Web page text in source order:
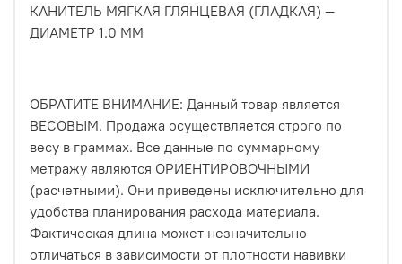
КАНИТЕЛЬ МЯГКАЯ ГЛЯНЦЕВАЯ (ГЛАДКАЯ) —
ДИАМЕТР 1.0 ММ
ОБРАТИТЕ ВНИМАНИЕ: Данный товар является
ВЕСОВЫМ. Продажа осуществляется строго по
весу в граммах. Все данные по суммарному
метражу являются ОРИЕНТИРОВОЧНЫМИ
(расчетными). Они приведены исключительно для
удобства планирования расхода материала.
Фактическая длина может незначительно
отличаться в зависимости от плотности навивки